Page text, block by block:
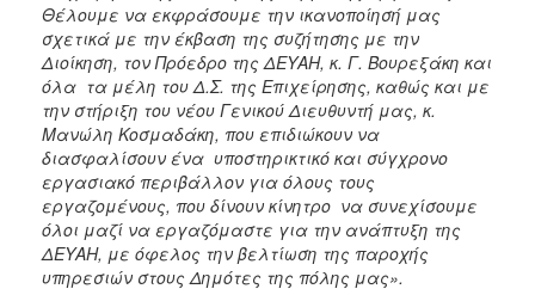
Θέλουμε να εκφράσουμε την ικανοποίησή μας
σχετικά με την έκβαση της συζήτησης με την
Διοίκηση, τον Πρόεδρο της ΔΕΥΑΗ, κ. Γ. Βουρεξάκη και
όλα τα μέλη του Δ.Σ. της Επιχείρησης, καθώς και με
την στήριξη του νέου Γενικού Διευθυντή μας, κ.
Μανώλη Κοσμαδάκη, που επιδιώκουν να
διασφαλίσουν ένα υποστηρικτικό και σύγχρονο
εργασιακό περιβάλλον για όλους τους
εργαζομένους, που δίνουν κίνητρο να συνεχίσουμε
όλοι μαζί να εργαζόμαστε για την ανάπτυξη της
ΔΕΥΑΗ, με όφελος την βελτίωση της παροχής
υπηρεσιών στους Δημότες της πόλης μας».